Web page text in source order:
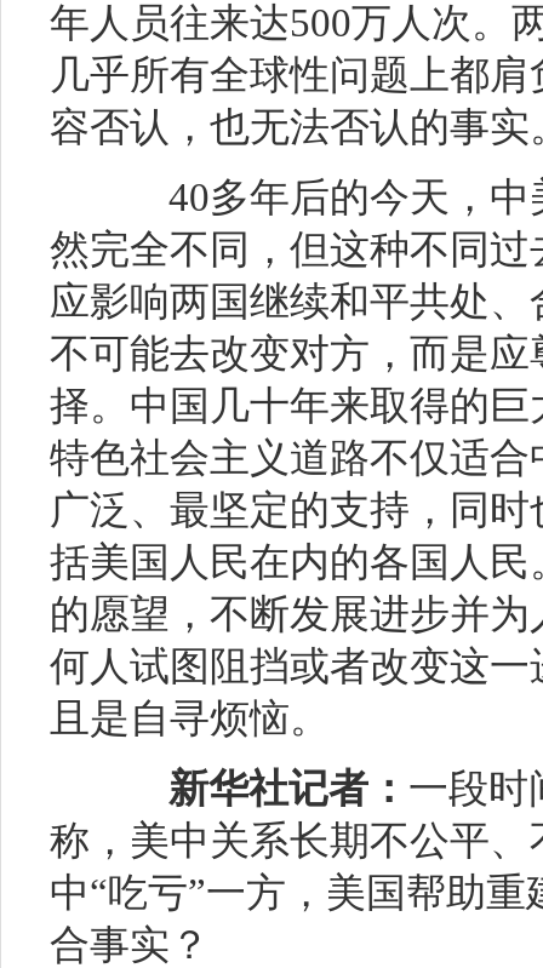
年人员往来达500万人次。
几乎所有全球性问题上都
容否认，也无法否认的事实
40多年后的今天，中
然完全不同，但这种不同
应影响两国继续和平共处
不可能去改变对方，而是
择。中国几十年来取得的
特色社会主义道路不仅适
广泛、最坚定的支持，同
括美国人民在内的各国人
的愿望，不断发展进步并
何人试图阻挡或者改变这
且是自寻烦恼。
新华社记者： 一段时
称，美中关系长期不公平
中“吃亏”一方，美国帮助
合事实？